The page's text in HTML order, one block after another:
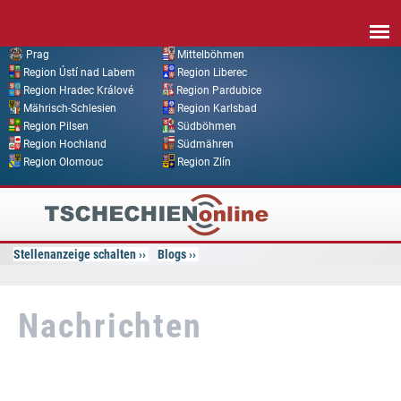
Prag
Mittelböhmen
Region Ústí nad Labem
Region Liberec
Region Hradec Králové
Region Pardubice
Mährisch-Schlesien
Region Karlsbad
Region Pilsen
Südböhmen
Region Hochland
Südmähren
Region Olomouc
Region Zlín
Tschechien
Online
Stellenanzeige schalten Blogs
Nachrichten